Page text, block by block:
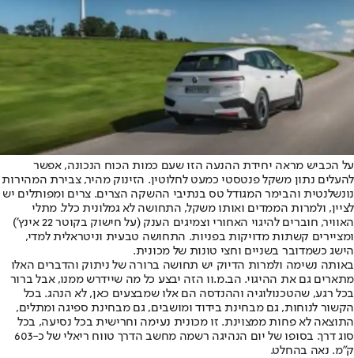
על הכביש מראה יחידת ההנעה הזו שעם כמות הכוח הנכונה, אפשר
להעלים נתון משקל פנטסטי כמעט לחלוטין. הזינוק מהיר, צבירת המהירות
נונשלנטית והבימר המגודל טס בנתיבי ההשקה הצרים. צרים ומפותלים יש
לציין, ולמרות הממדים ואותו משקל, התחושה לא גמלונית כלל. מתלי
האוויר, חוברים להיגוי האחורי וצמיגים הענק (על חישוק בקוטר 22 אינץ’)
ומציירים קשתות מדויקות בפניות. התחושה טבעית וניטראלית למדי,
הישג כשמדובר בשניים וחצי טונות של מכונית.
באותה נשימה ולמרות הדיוק יש תחושה ברורה של ניתוק והדברים האלו
מתארים גם את ההיגוי. הב.מ.וו הזה יבצע כל מה שיידרש ממנו, אבל ברור
בכל רגע, שהטכנולוגיה וההנדסה הם אלו שמבצעים כאן, לא הנהג. בכל
הקשור לנוחות, גם מבחינת בידוד ומושבים, גם מבחינת ספיגה ומתלים,
התוצאה לא פחות ממצוינת. זו מכונית נעימה וחרישית בכל נסיעה, בכל
סוג דרך. בסופו של יום הנהיגה רשמה מחשב הדרך טווח ריאלי של כ-603
ק”מ. נאה בהחלט.